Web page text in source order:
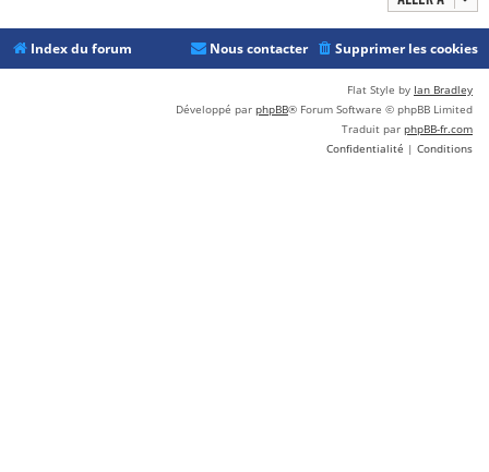
Index du forum Supprimer les cookies
Nous contacter
Flat Style by Ian Bradley
Développé par phpBB® Forum Software © phpBB Limited
Traduit par phpBB-fr.com
Confidentialité | Conditions